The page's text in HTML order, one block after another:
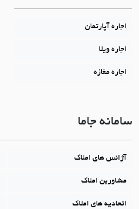
اجاره آپارتمان
اجاره ویلا
اجاره مغازه
سامانه جاما
آژانس های املاک
مشاورین املاک
اتحادیه های املاک